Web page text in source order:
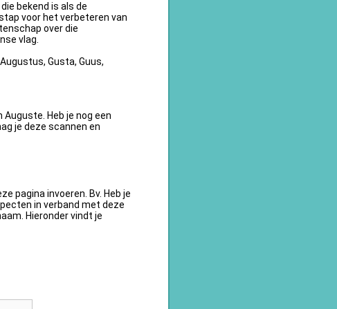
bekend is als de
voor het verbeteren van
over die
vlag.
Gusta, Guus,
Heb je nog een
je deze scannen en
pagina invoeren. Bv. Heb je
in verband met deze
Hieronder vindt je